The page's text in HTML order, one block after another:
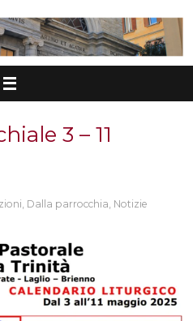
3 – 11
Dalla parrocchia Notizie